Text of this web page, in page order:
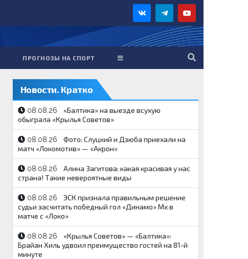
ПРОГНОЗЫ НА СПОРТ
Новости. Кратко
08.08.26
«Балтика» на выезде всухую
обыграла «Крылья Советов»
08.08.26
Фото: Слуцкий и Дзюба приехали на
матч «Локомотив» — «Акрон»
08.08.26
Алина Загитова: какая красивая у нас
страна! Такие невероятные виды
08.08.26
ЭСК признала правильным решение
судьи засчитать победный гол «Динамо» Мх в
матче с «Локо»
08.08.26
«Крылья Советов» — «Балтика»:
Брайан Хиль удвоил преимущество гостей на 81-й
минуте